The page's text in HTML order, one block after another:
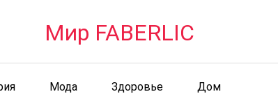
Мир FABERLIC
Мода Здоровье Дом